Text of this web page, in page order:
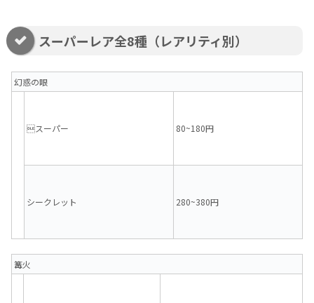
スーパーレア全8種（レアリティ別）
幻惑の眼
スーパー 80~180円
シークレット 280~380円
篝火